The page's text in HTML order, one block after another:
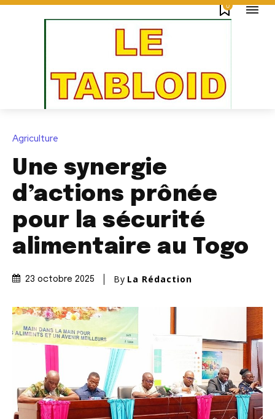
0
Agriculture
Une synergie
d’actions prônée
pour la sécurité
alimentaire au Togo
23 octobre 2025 By La Rédaction